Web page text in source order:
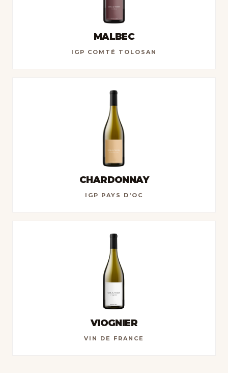
MALBEC
IGP COMTÉ TOLOSAN
CHARDONNAY
IGP PAYS D'OC
VIOGNIER
VIN DE FRANCE